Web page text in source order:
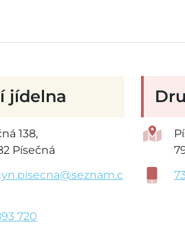
jídelna
138,
Písečná
720